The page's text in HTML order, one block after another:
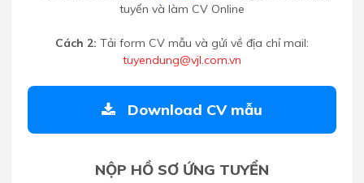
tuyển và làm CV Online
Cách 2: Tải form CV mẫu và gửi về địa chỉ mail:
tuyendung@vjl.com.vn
Download CV mẫu
NỘP HỒ SƠ ỨNG TUYỂN